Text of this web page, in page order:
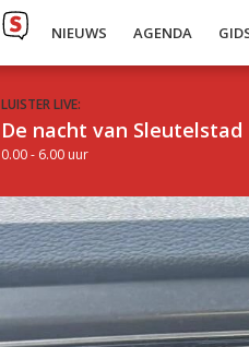
NIEUWS AGENDA
LUISTER LIVE:
De nacht van Sleutelstad
0.00 - 6.00 uur